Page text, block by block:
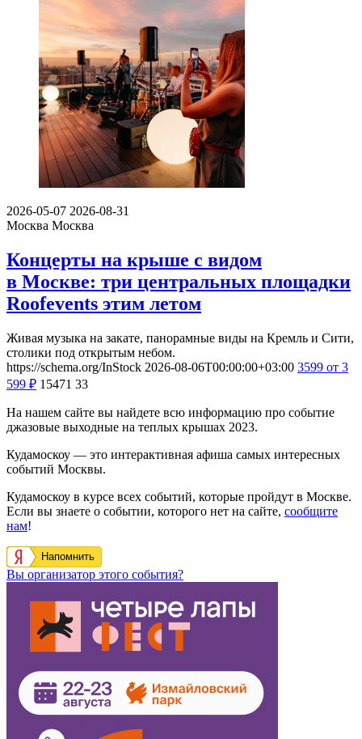
2026-05-07 2026-08-31
Москва Москва
Концерты на крыше с видом
в Москве: три центральных площадки
Roofevents этим летом
Живая музыка на закате, панорамные виды на Кремль и Сити,
столики под открытым небом.
https://schema.org/InStock 2026-08-06T00:00:00+03:00 3599 от 3
599 ₽ 15471 33
На нашем сайте вы найдете всю информацию про событие
джазовые выходные на теплых крышах 2023.
Кудамоскоу — это интерактивная афиша самых интересных
событий Москвы.
Кудамоскоу в курсе всех событий, которые пройдут в Москве.
Если вы знаете о событии, которого нет на сайте, сообщите
нам!
Напомнить
Вы организатор этого события?